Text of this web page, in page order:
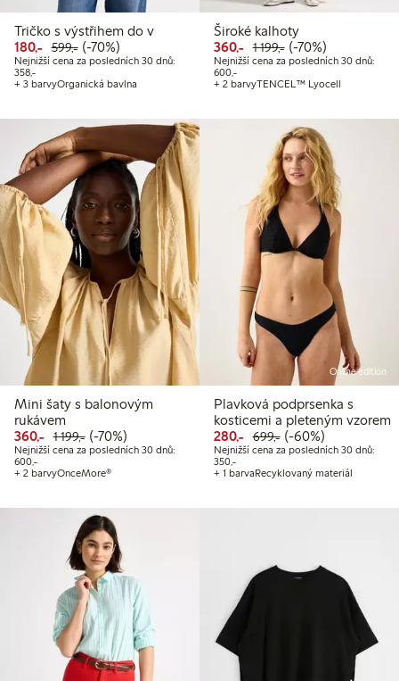
Tričko s výstřihem do v
180,- Snížená cena: 180,00 Kč
599,-Běžná cena: 599,00 Kč
70% sleva
(-70%)
Nejnižší cena za posledních 30 dnů:
358,-Nejnižší cena za posledních 30 dnů: 358,00 Kč
+ 3 barvyOrganická bavlna
Široké kalhoty
360,- Snížená cena: 360,00 Kč
1 199,-Běžná cena: 1
70% sleva
(-70%)
Nejnižší cena za posledních 30 dnů:
600,-Nejnižší cena za posledních 30
+ 2 barvyTENCEL™ Lyocell
Mini šaty s balonovým
rukávem
360,- Snížená cena: 360,00 Kč
1 199,-Běžná cena: 1 199,00 Kč
70% sleva
(-70%)
Nejnižší cena za posledních 30 dnů:
600,-Nejnižší cena za posledních 30 dnů: 600,00 Kč
+ 2 barvyOnceMore®
Online edition
Plavková podprsenka s
kosticemi a pleteným vzorem
280,- Snížená cena: 280,00 Kč
699,-Běžná cena:
60% sleva
(-60%)
Nejnižší cena za posledních 30 dnů:
350,-Nejnižší cena za posledních 30 dnů:
+ 1 barvaRecyklovaný materiál